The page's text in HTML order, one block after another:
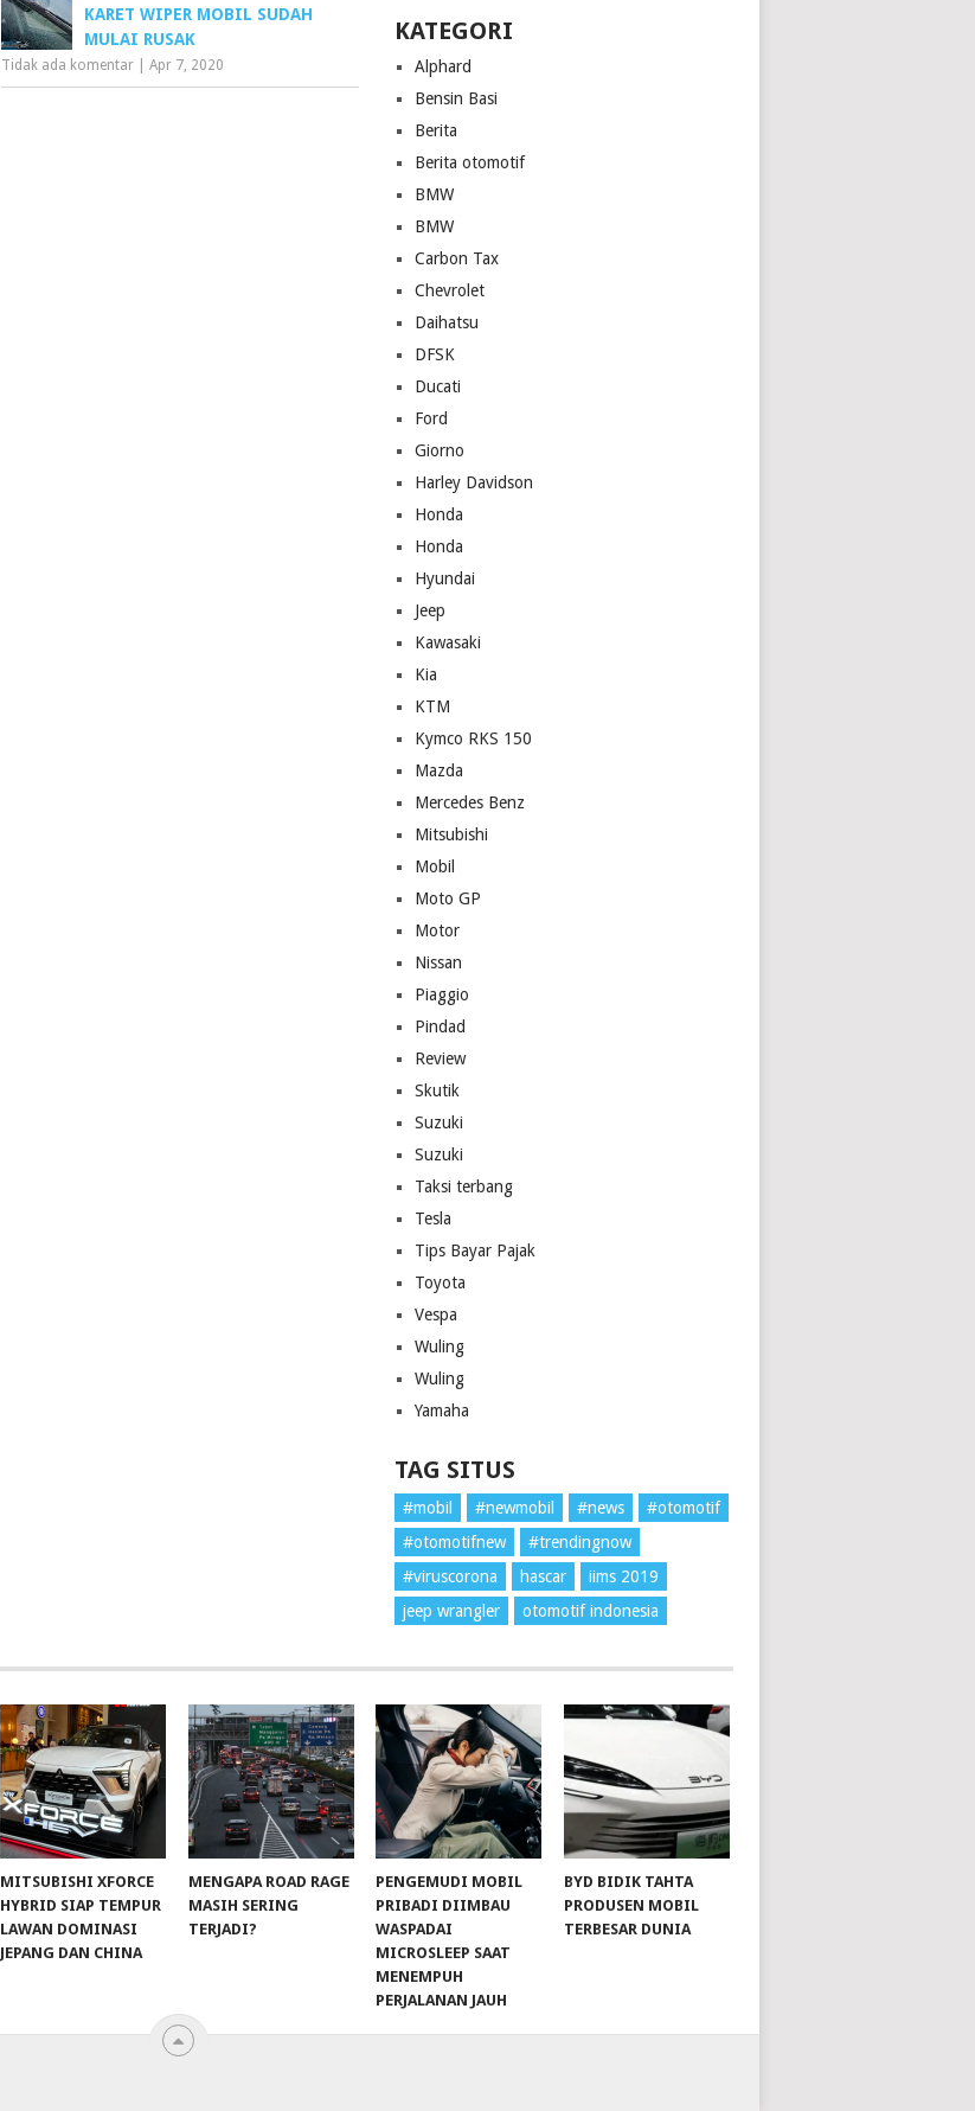
KARET WIPER MOBIL SUDAH
MULAI RUSAK
Tidak ada komentar |Apr 7, 2020
KATEGORI
Alphard
Bensin Basi
Berita
Berita otomotif
BMW
BMW
Carbon Tax
Chevrolet
Daihatsu
DFSK
Ducati
Ford
Giorno
Harley Davidson
Honda
Honda
Hyundai
Jeep
Kawasaki
Kia
KTM
Kymco RKS 150
Mazda
Mercedes Benz
Mitsubishi
Mobil
Moto GP
Motor
Nissan
Piaggio
Pindad
Review
Skutik
Suzuki
Suzuki
Taksi terbang
Tesla
Tips Bayar Pajak
Toyota
Vespa
Wuling
Wuling
Yamaha
TAG SITUS
#mobil #newmobil #news
#otomotif
#otomotifnew
#trendingnow
#viruscorona
hascar
iims 2019
jeep wrangler
otomotif indonesia
MITSUBISHI XFORCE
HYBRID SIAP TEMPUR
LAWAN DOMINASI
JEPANG DAN CHINA
MENGAPA ROAD RAGE
MASIH SERING
TERJADI?
PENGEMUDI MOBIL
PRIBADI DIIMBAU
WASPADAI
MICROSLEEP SAAT
MENEMPUH
PERJALANAN JAUH
BYD BIDIK TAHTA
PRODUSEN MOBIL
TERBESAR DUNIA